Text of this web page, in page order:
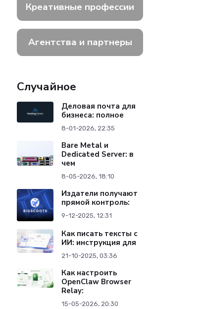
Креативные профессии
Агентства и партнеры
Случайное
Деловая почта для
бизнеса: полное
8-01-2026, 22:35
Bare Metal и
Dedicated Server: в
чем
8-05-2026, 18:10
Издатели получают
прямой контроль:
9-12-2025, 12:31
Как писать тексты с
ИИ: инструкция для
21-10-2025, 03:36
Как настроить
OpenClaw Browser
Relay:
15-05-2026, 20:30